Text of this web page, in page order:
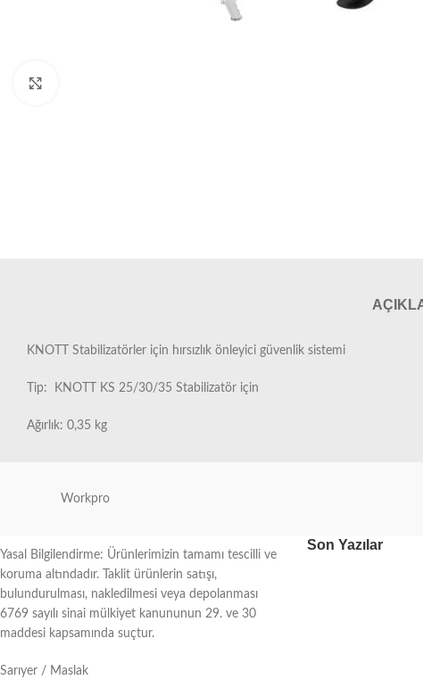
KNOTT Stabilizatörler için hırsızlık önleyici güvenlik sistemi
Tip: KNOTT KS 25/30/35 Stabilizatör için
Ağırlık: 0,35 kg
Workpro
Yasal Bilgilendirme: Ürünlerimizin tamamı tescilli ve
koruma altındadır. Taklit ürünlerin satışı,
bulundurulması, nakledilmesi veya depolanması
6769 sayılı sinai mülkiyet kanununun 29. ve 30
maddesi kapsamında suçtur.
Sarıyer / Maslak
Son Yazılar